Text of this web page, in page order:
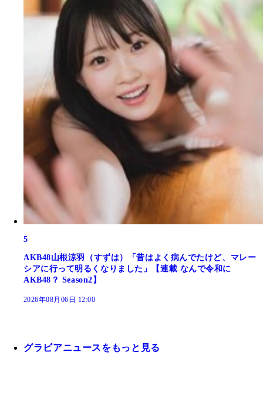
5
AKB48山根涼羽（すずは）「昔はよく病んでたけど、マレー
シアに行って明るくなりました」【連載 なんで令和に
AKB48？ Season2】
2026年08月06日 12:00
グラビアニュースをもっと見る